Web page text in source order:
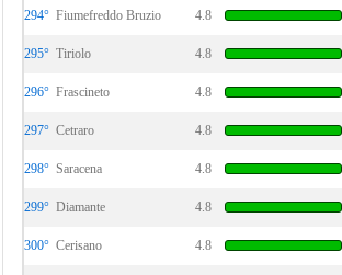
294° Fiumefreddo Bruzio 4.8
295° Tiriolo 4.8
296° Frascineto 4.8
297° Cetraro 4.8
298° Saracena 4.8
299° Diamante 4.8
300° Cerisano 4.8